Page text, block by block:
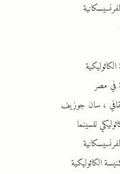
في مصر
، سان جوزيف
للسينما
الكاثوليكية